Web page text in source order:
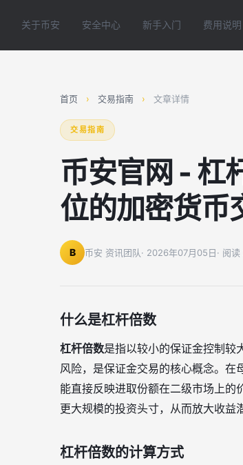
关于币安 安全中心 新手入门 费用说明
首页 › 交易指南 › 文章详情
交易指南
币安官网 - 杠
位的加密货
B 币安 资讯团队· 2026年07月05日· 阅
什么是杠杆倍数
杠杆倍数是指以较小的保证金控制较
风险，是保证金交易的核心概念。在
能直接反映进取份额在二级市场上
更大规模的投资头寸，从而放大收益
杠杆倍数的计算方式